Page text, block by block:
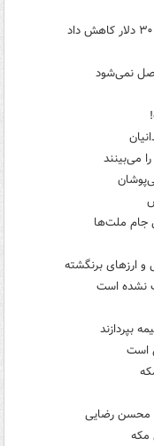
نمی‌شود
می‌بینند
و ارزهای برنگشته
نشده است
است
به محسن رضایی
مکه